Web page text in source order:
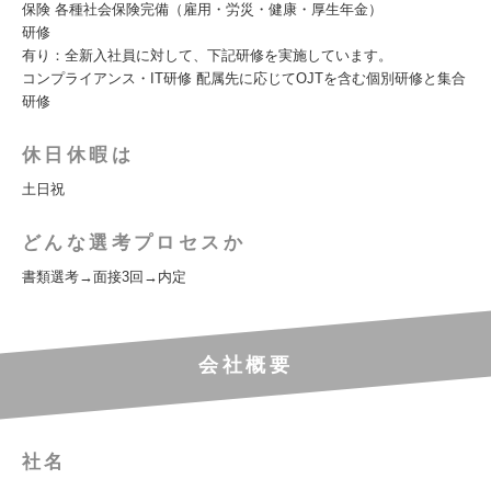
保険 各種社会保険完備（雇用・労災・健康・厚生年金）
研修
有り：全新入社員に対して、下記研修を実施しています。
コンプライアンス・IT研修 配属先に応じてOJTを含む個別研修と集合
研修
休日休暇は
土日祝
どんな選考プロセスか
書類選考→面接3回→内定
会社概要
社名